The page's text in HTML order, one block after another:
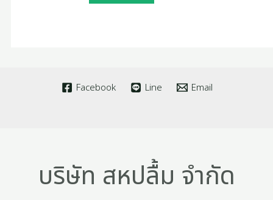
Facebook Line Email
บริษัท สหปลื้ม จำกัด